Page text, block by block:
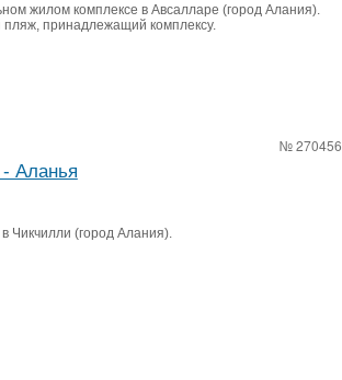
жилом комплексе в Авсалларе (город Алания).
принадлежащий комплексу.
№ 270456
Аланья
Чикчилли (город Алания).